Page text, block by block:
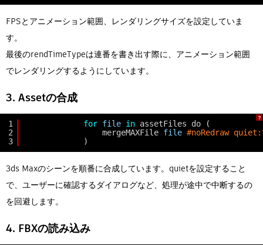
FPSとアニメーション範囲、レンダリングサイズを設定していま
す。
最後のrendTimeTypeは連番を書き出す際に、アニメーション範囲
でレンダリングするようにしています。
3. Assetの合成
?
1
2
3
for file in assetFiles do (
mergeMAXFile file #noRedraw
)
3ds Maxのシーンを順番に合成しています。quietを設定すること
で、ユーザーに確認するダイアログなど、処理が途中で中断するの
を回避します。
4. FBXの読み込み